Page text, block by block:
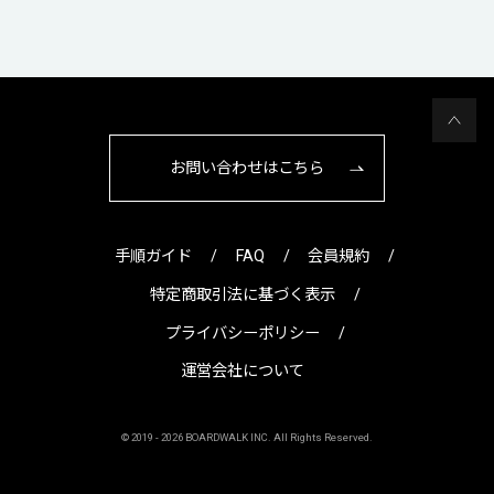
お問い合わせはこちら
手順ガイド FAQ 会員規約
特定商取引法に基づく表示
プライバシーポリシー
運営会社について
© 2019 -2026 BOARDWALK INC. All Rights Reserved.